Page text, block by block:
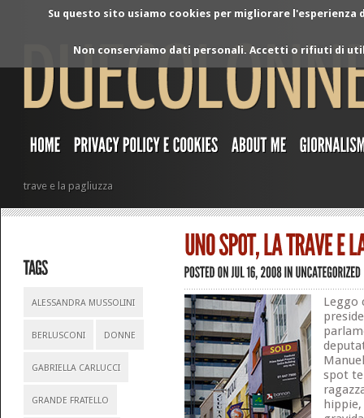
Su questo sito usiamo cookies per migliorare
Non conserviamo dati personali. Accetti o rifiuti di
trave e la pagliuzza
ALESSANDRA MUSSOLINI
BERLUSCONI DONNE
GABRIELLA CARLUCCI
GRANDE FRATELLO
Leggo
spot